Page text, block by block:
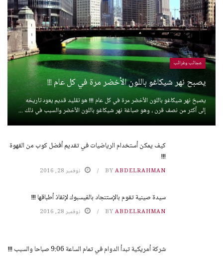
عجائب وغرائب
يصبح نهر شيكاغو باللون الأخضر مرة في كل عام !!!
يصبخ نهر شيكاغو باللون الأخضر مرة في كل عام !!! هو تقليد قديم يعود تاريخه
إلى أكثر من نصف قرن ، وهو صباغة نهر شيكاغو باللون الأخضر والسبب في ذلك ...
كيف يمكن أستخدام الرياضيات في تقديم أفضل كوب من القهوة
!!!
BY ABDELRAHMAN نوفمبر 28, 2016
سيدة صينية تقوم بالإستنجاد بالفيسبوك لإنقاذ أطباقها !!!
BY ABDELRAHMAN نوفمبر 28, 2016
شركة أمريكية تبدأ الدوام في تمام الساعة 9:06 صباحا والسبب !!!